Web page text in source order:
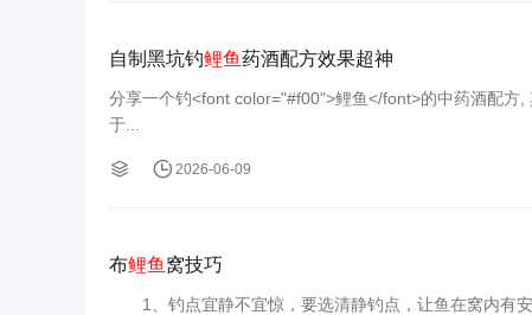
自制黑坑钓鲤鱼药酒配方效果超神
分享一个钓<font color="#f00">鲤鱼</font>的中药酒配方
于...
2026-06-09
布鲤鱼 窝技巧
1、钓点宜静不宜惊，要选清静钓点，让鱼在窝内